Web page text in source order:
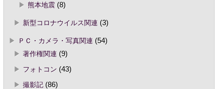
熊本地震(8)
新型コロナウイルス関連 (3)
ＰＣ・カメラ・写真関連 (54)
著作権関連 (9)
フォトコン (43)
撮影記(86)